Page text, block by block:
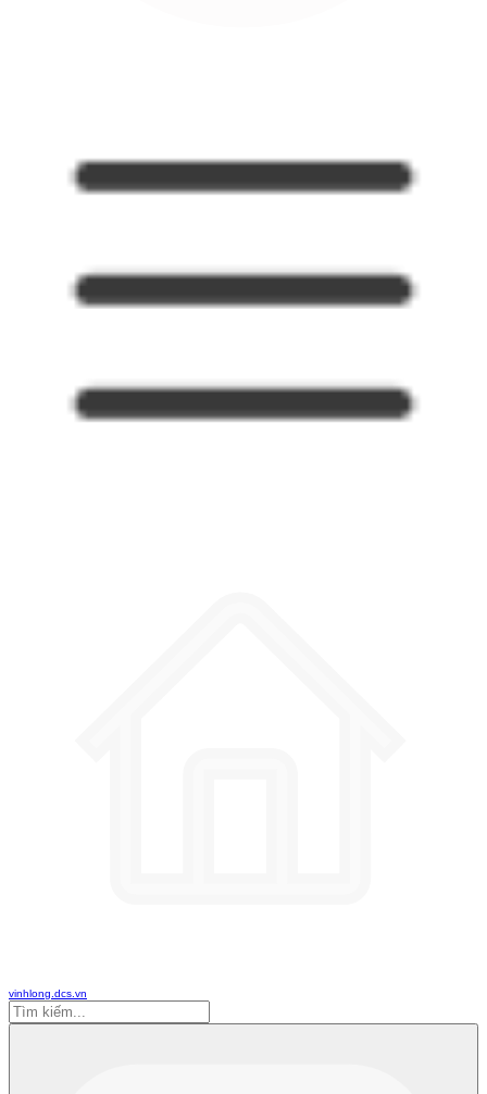
vinhlong.dcs.vn